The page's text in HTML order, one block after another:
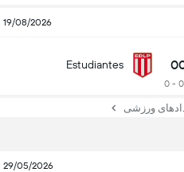
19/08/2026
Estudiantes
ورزشی
29/05/2026